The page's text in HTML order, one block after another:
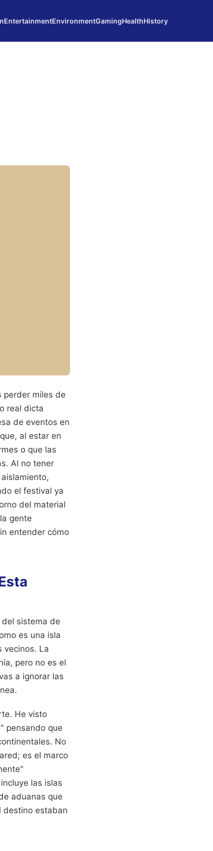
EntertainmentEnvironmentGamingHealthHistory
perder miles de
real dicta
de eventos en
al estar en
o que las
Al no tener
el festival ya
del material
gente
entender cómo
sistema de
es una isla
vecinos. La
pero no es el
a ignorar las
He visto
pensando que
No
es el marco
las islas
aduanas que
destino estaban